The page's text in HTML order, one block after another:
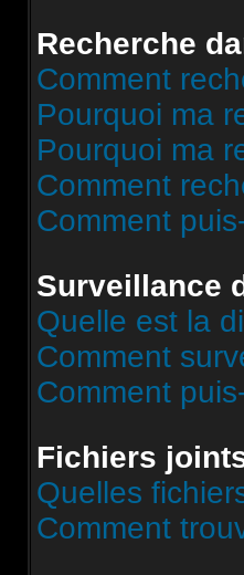
Recherche
Comment
Pourquoi ma
Pourquoi ma
Comment
Comment
Surveillance
Quelle est la
Comment
Comment
Fichiers
Quelles
Comment